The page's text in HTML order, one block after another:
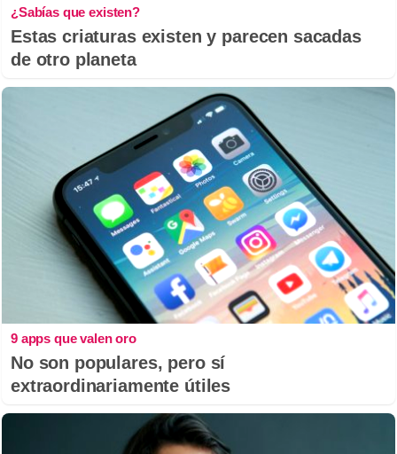
¿Sabías que existen?
Estas criaturas existen y parecen sacadas
de otro planeta
9 apps que valen oro
No son populares, pero sí
extraordinariamente útiles